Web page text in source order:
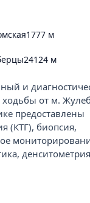
1777 м
24124 м
и
от м.
предоставлены
(КТГ), биопсия,